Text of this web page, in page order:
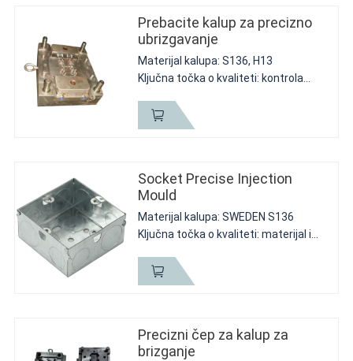
Prebacite kalup za precizno
ubrizgavanje
Materijal kalupa: S136, H13
Ključna točka o kvaliteti: kontrola
kvaliteta, dizajn i status podudaranja;
Kratak opis: usklađivanje delova ide
Socket Precise Injection
Mould
Materijal kalupa: SWEDEN S136
Ključna točka o kvaliteti: materijal i
Kratak opis: porodični kalup, jedan
kalup za 2 različita proizvoda
Precizni čep za kalup za
brizganje